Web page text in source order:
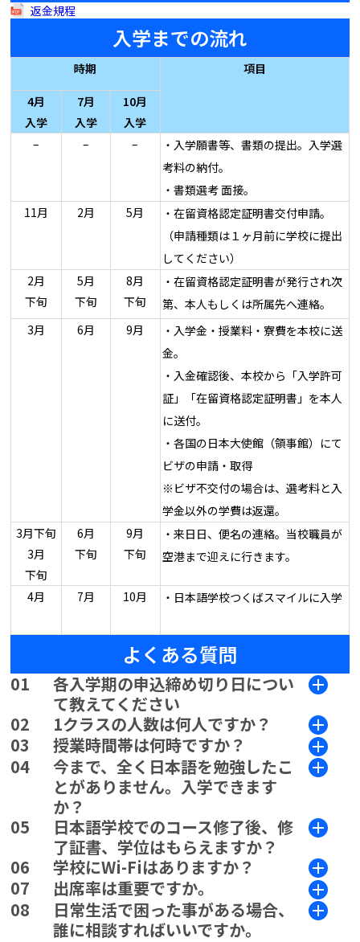
返金規程
入学までの流れ
時期
4月
入学
7月
入学
10月
入学
項目
– – –
・入学願書等、書類の提出。入学選
考料の納付。
・書類選考 面接。
11月
2月 5月
・在留資格認定証明書交付申請。
（申請種類は１ヶ月前に学校に提出
してください）
2月
下旬
5月
下旬
8月
下旬
・在留資格認定証明書が発行され次
第、本人もしくは所属先へ連絡。
3月
6月 9月
・入学金・授業料・寮費を本校に送
金。
・入金確認後、本校から「入学許可
証」「在留資格認定証明書」を本人
に送付。
・各国の日本大使館（領事館）にて
ビザの申請・取得
※ビザ不交付の場合は、選考料と入
学金以外の学費は返還。
3月下旬
3月
下旬
6月
下旬
9月
下旬
・来日日、便名の連絡。当校職員が
空港まで迎えに行きます。
4月 7月 10月 ・日本語学校つくばスマイルに入学
よくある質問
01
各入学期の申込締め切り日につい
て教えてください
02
1クラスの人数は何人ですか？
03
授業時間帯は何時ですか？
04
今まで、全く日本語を勉強したこ
とがありません。入学できます
か？
05
日本語学校でのコース修了後、修
了証書、学位はもらえますか？
06
学校にWi-Fiはありますか？
07
出席率は重要ですか。
08
日常生活で困った事がある場合、
誰に相談すればいいですか。